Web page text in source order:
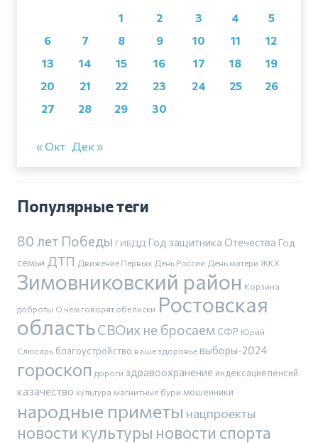
1 2 3 4
5
6
7 8 9 10 11
12
13
14 15 16 17 18
19
20
21 22 23 24 25
26
27
28 29 30
« Окт Дек »
Популярные теги
80 лет Победы ГИБДД Год защитника Отечества Год
семьи ДТП Движение Первых День России День матери ЖКХ
Зимовниковский район Корзина
доброты О чем говорят обелиски Ростовская
областьСВОих не бросаем СФР Юрий
Слюсарь благоустройство ваше здоровье выборы-2024
гороскоп дороги здравоохранение индексация пенсий
казачество культура магнитные бури мошенники
народные приметы нацпроекты
новости культуры новости спорта